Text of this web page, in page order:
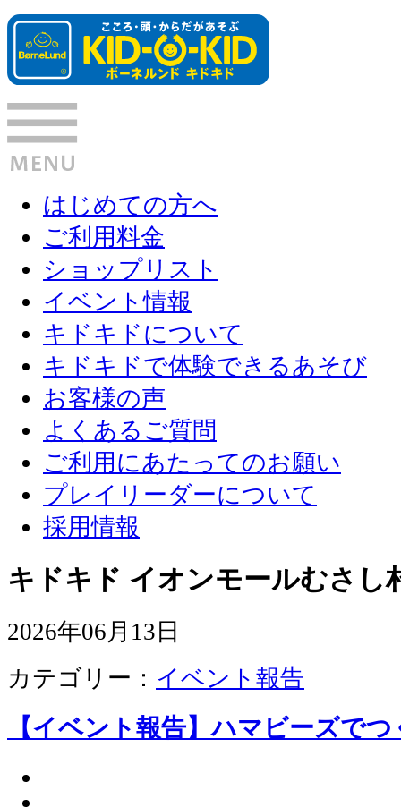
はじめての方へ
ご利用料金
ショップリスト
イベント情報
キドキドについて
キドキドで体験できるあそび
お客様の声
よくあるご質問
ご利用にあたってのお願い
プレイリーダーについて
採用情報
キドキド イオンモールむさし
2026年06月13日
カテゴリー： イベント報告
【イベント報告】ハマビーズで